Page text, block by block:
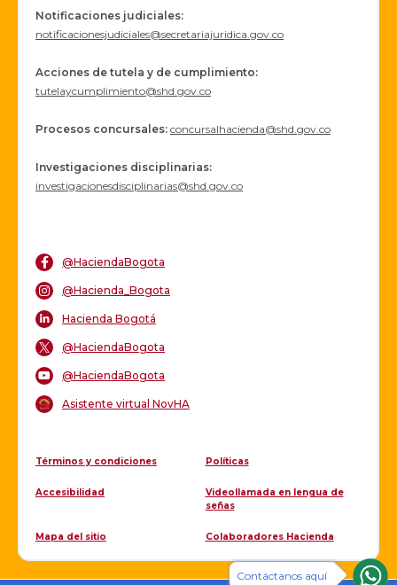
Notificaciones judiciales:
notificacionesjudiciales@secretariajuridica.gov.co
Acciones de tutela y de cumplimiento:
tutelaycumplimiento@shd.gov.co
Procesos concursales: concursalhacienda@shd.gov.co
Investigaciones disciplinarias:
investigacionesdisciplinarias@shd.gov.co
@HaciendaBogota
@Hacienda_Bogota
Hacienda Bogotá
@HaciendaBogota
@HaciendaBogota
Asistente virtual NovHA
Términos y condiciones Políticas
Accesibilidad
Videollamada en lengua de
señas
Mapa del sitio Colaboradores Hacienda
Contáctanos aquí